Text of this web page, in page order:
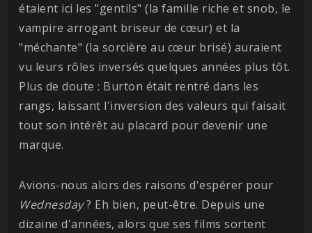
étaient ici les "gentils" (la famille riche et snob, le
vampire arrogant briseur de cœur) et la
"méchante" (la sorcière au cœur brisé) auraient
vu leurs rôles inversés quelques années plus tôt.
Plus de doute : Burton était rentré dans les
rangs, laissant l'inversion des valeurs qui faisait
tout son intérêt au placard pour devenir une
marque.
Avions-nous alors des raisons d'espérer pour
Wednesday? Eh bien, peut-être. Depuis une
dizaine d'années, alors que ses films sortent